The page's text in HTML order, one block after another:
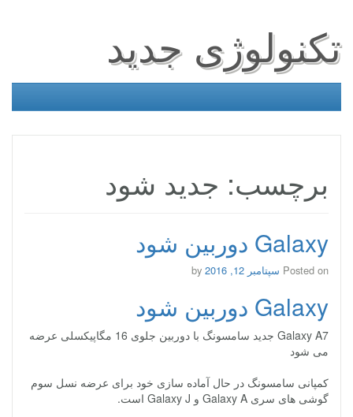
تکنولوژی جدید
برچسب: جدید شود
Galaxy دوربین شود
Posted on سپتامبر 12, 2016
Galaxy دوربین شود
Galaxy A7 جدید سامسونگ با دوربین جلوی 16 مگاپیکسلی عرضه
می شود
کمپانی سامسونگ در حال آماده سازی خود برای عرضه نسل سوم
گوشی های سری Galaxy A و Galaxy J است.